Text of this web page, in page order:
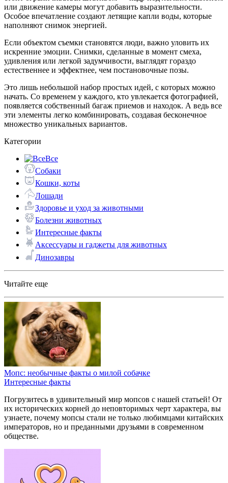
или движение камеры могут добавить выразительности.
Особое впечатление создают летящие капли воды, которые
наполняют снимок энергией.
Если объектом съемки становятся люди, важно уловить их
искренние эмоции. Снимки, сделанные в момент смеха,
удивления или легкой задумчивости, выглядят гораздо
естественнее и эффектнее, чем постановочные позы.
Это лишь небольшой набор простых идей, с которых можно
начать. Со временем у каждого, кто увлекается фотографией,
появляется собственный багаж приемов и находок. А ведь все
эти элементы легко комбинировать, создавая бесконечное
множество уникальных вариантов.
Категории
Все
Собаки
Кошки, коты
Лошади
Здоровье и уход за животными
Болезни животных
Интересные факты
Аксессуары и гаджеты для животных
Динозавры
Читайте еще
Мопс: необычные факты о милой собачке
Интересные факты
Погрузитесь в удивительный мир мопсов с нашей статьей! От
их исторических корней до неповторимых черт характера, вы
узнаете, почему мопсы стали не только любимцами китайских
императоров, но и преданными друзьями в современном
обществе.